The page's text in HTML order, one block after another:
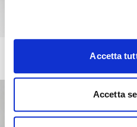
Accetta
Accetta